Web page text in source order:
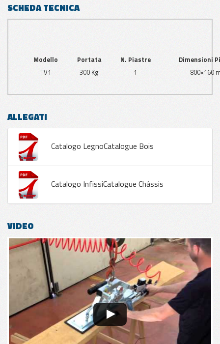
SCHEDA TECNICA
Modello Portata N. Piastre
Dimensioni
TV1
300 Kg 1 800×160
ALLEGATI
Catalogo LegnoCatalogue Bois
Catalogo InfissiCatalogue Châssis
VIDEO